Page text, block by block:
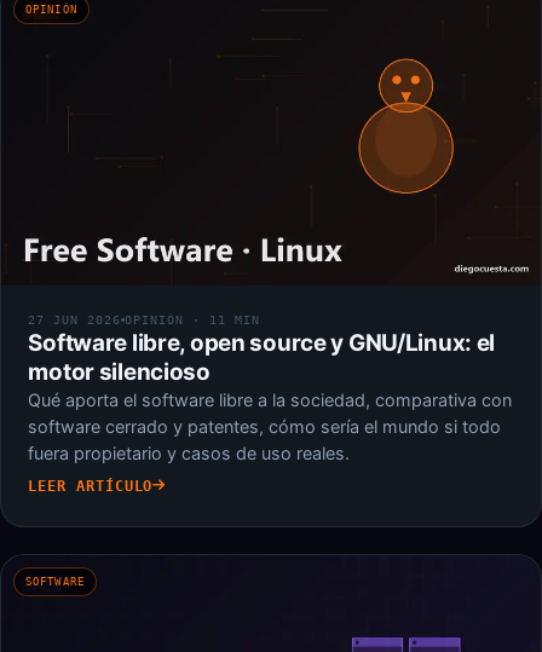
OPINIÓN
27 JUN 2026 OPINIÓN · 11 MIN
Software libre, open source y GNU/Linux: el
motor silencioso
Qué aporta el software libre a la sociedad, comparativa con
software cerrado y patentes, cómo sería el mundo si todo
fuera propietario y casos de uso reales.
LEER ARTÍCULO
SOFTWARE